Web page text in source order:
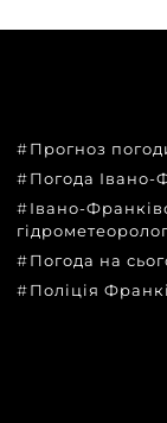
Прогноз
Погода Івано-
Івано-
Погода на
Поліція